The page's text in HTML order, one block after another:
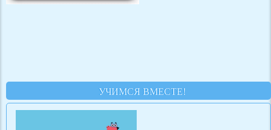
УЧИМСЯ ВМЕСТЕ!